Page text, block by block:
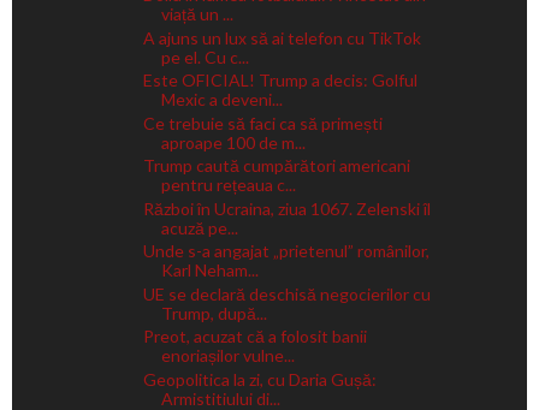
viață un ...
A ajuns un lux să ai telefon cu TikTok
pe el. Cu c...
Este OFICIAL! Trump a decis: Golful
Mexic a deveni...
Ce trebuie să faci ca să primești
aproape 100 de m...
Trump caută cumpărători americani
pentru rețeaua c...
Război în Ucraina, ziua 1067. Zelenski îl
acuză pe...
Unde s-a angajat „prietenul” românilor,
Karl Neham...
UE se declară deschisă negocierilor cu
Trump, după...
Preot, acuzat că a folosit banii
enoriașilor vulne...
Geopolitica la zi, cu Daria Gușă:
Armistitiului di...